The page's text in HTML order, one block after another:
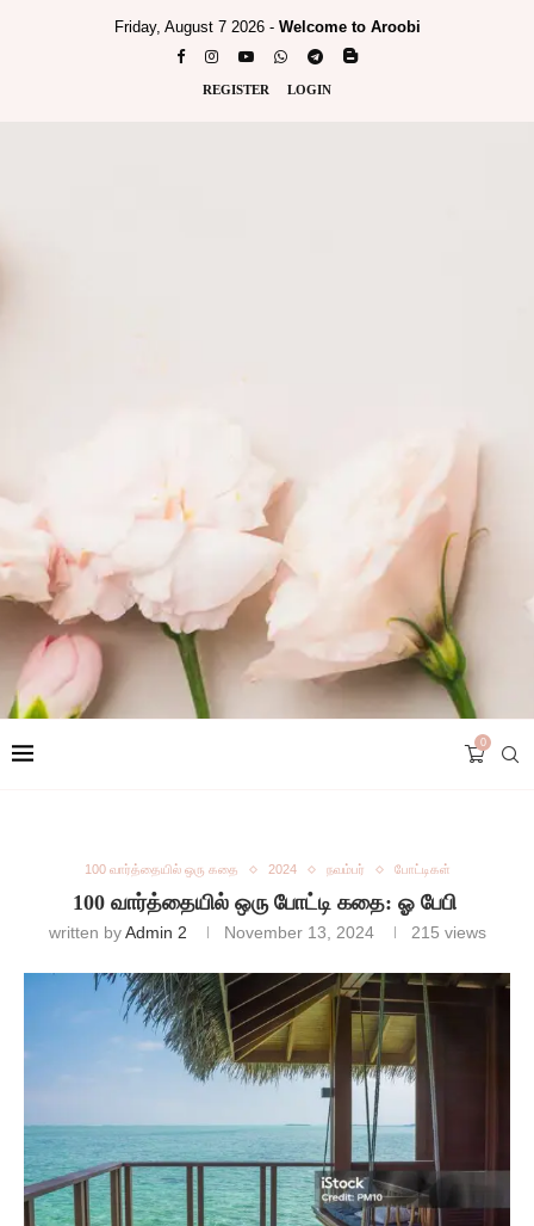
Friday, August 7 2026 - Welcome to Aroobi
REGISTER LOGIN
0
100 வார்த்தையில் ஒரு கதை 2024 நவம்பர் போட்டிகள்
100 வார்த்தையில் ஒரு போட்டி கதை: ஓ பேபி
written byAdmin 2 November 13, 2024 215 views